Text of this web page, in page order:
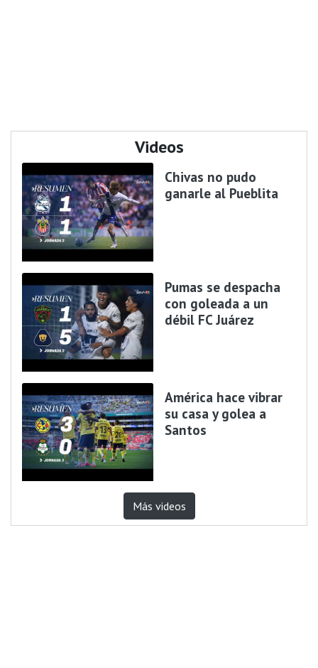
Videos
Chivas no pudo
ganarle al Pueblita
Pumas se despacha
con goleada a un
débil FC Juárez
América hace vibrar
su casa y golea a
Santos
Más videos